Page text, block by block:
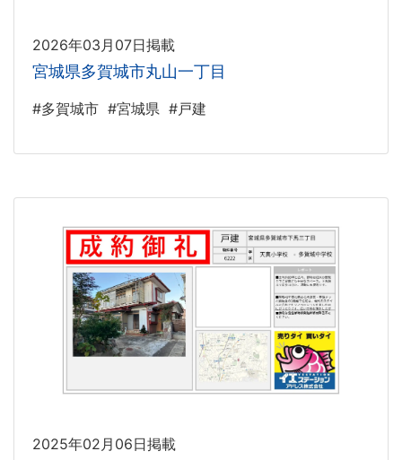
2026年03月07日掲載
宮城県多賀城市丸山一丁目
#多賀城市 #宮城県 #戸建
2025年02月06日掲載